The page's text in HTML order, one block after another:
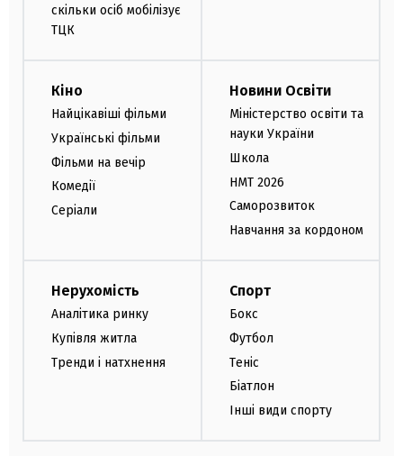
скільки осіб мобілізує
ТЦК
Кіно
Найцікавіші фільми
Українські фільми
Фільми на вечір
Комедії
Серіали
Новини Освіти
Міністерство освіти та
науки України
Школа
НМТ 2026
Саморозвиток
Навчання за кордоном
Нерухомість
Аналітика ринку
Купівля житла
Тренди і натхнення
Спорт
Бокс
Футбол
Теніс
Біатлон
Інші види спорту